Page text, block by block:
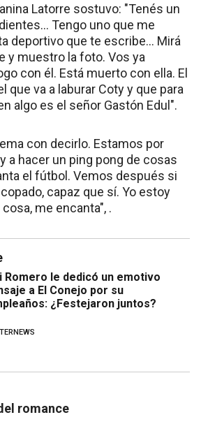
Latorre sostuvo: "Tenés un
Tengo uno que me
deportivo que te escribe… Mirá
y muestro la foto. Vos ya
con él. Está muerto con ella. El
que va a laburar Coty y que para
algo es el señor Gastón Edul".
con decirlo. Estamos por
a hacer un ping pong de cosas
el fútbol. Vemos después si
capaz que sí. Yo estoy
me encanta", .
Romero le dedicó un emotivo
a El Conejo por su
¿Festejaron juntos?
romance